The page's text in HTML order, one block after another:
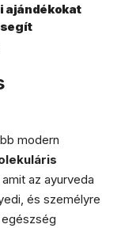
ajándékokat
segít
modern
az ayurveda
és személyre